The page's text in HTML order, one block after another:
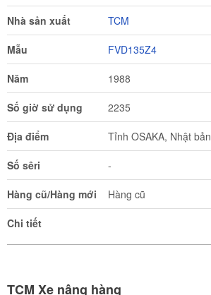
Nhà sản xuất TCM
Mẫu FVD135Z4
Năm 1988
Số giờ sử dụng 2235
Địa điểm Tỉnh OSAKA, Nhật bản
Số sêri -
Hàng cũ/Hàng mới Hàng cũ
Chi tiết
TCM Xe nâng hàng